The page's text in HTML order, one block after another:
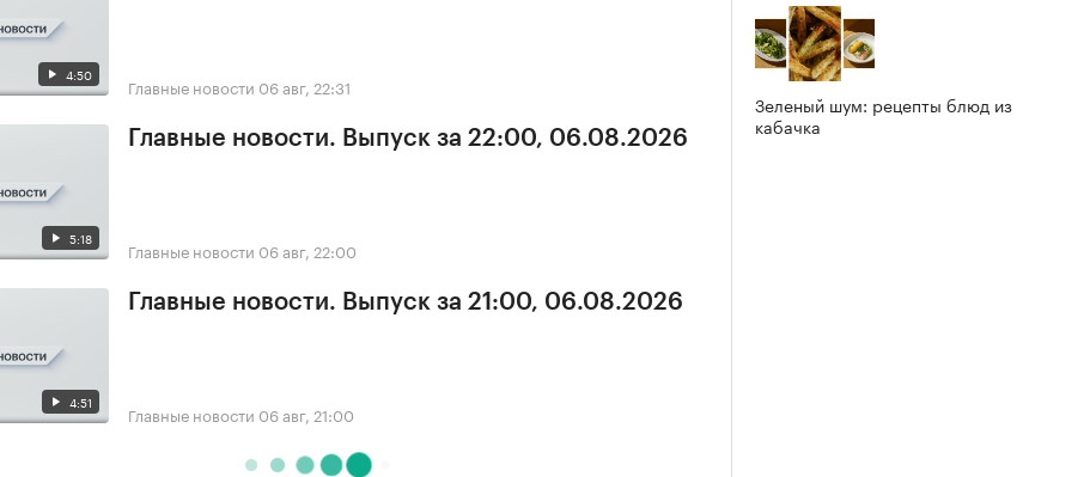
4:50 Главные новости 06 авг, 22:31
5:18
Главные новости. Выпуск за 22:00, 06.08.2026
Главные новости 06 авг, 22:00
4:51
Главные новости. Выпуск за 21:00, 06.08.2026
Главные новости 06 авг, 21:00
Зеленый шум: рецепты блюд из
кабачка